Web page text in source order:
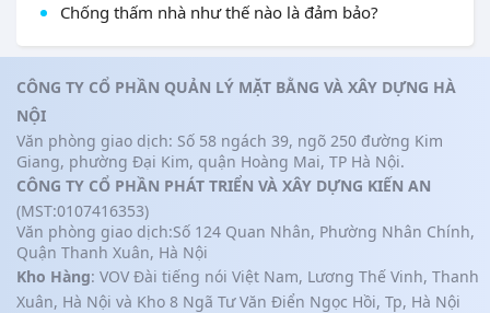
Chống thấm nhà như thế nào là đảm bảo?
CÔNG TY CỔ PHẦN QUẢN LÝ MẶT BẰNG VÀ XÂY DỰNG HÀ
NỘI
Văn phòng giao dịch: Số 58 ngách 39, ngõ 250 đường Kim
Giang, phường Đại Kim, quận Hoàng Mai, TP Hà Nội.
CÔNG TY CỔ PHẦN PHÁT TRIỂN VÀ XÂY DỰNG KIẾN AN
(MST:0107416353)
Văn phòng giao dịch:Số 124 Quan Nhân, Phường Nhân Chính,
Quận Thanh Xuân, Hà Nội
Kho Hàng: VOV Đài tiếng nói Việt Nam, Lương Thế Vinh, Thanh
Xuân, Hà Nội và Kho 8 Ngã Tư Văn Điển Ngọc Hồi, Tp, Hà Nội